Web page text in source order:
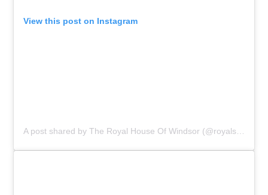
View this post on Instagram
A post shared by The Royal House Of Windsor (@royalsofgreatbritain)